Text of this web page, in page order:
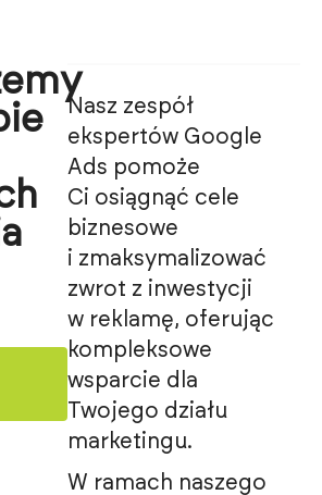
Nasz zespół
ekspertów Google
Ads pomoże
Ci osiągnąć cele
biznesowe
i zmaksymalizować
zwrot z inwestycji
w reklamę, oferując
kompleksowe
wsparcie dla
Twojego działu
marketingu.
W ramach naszego